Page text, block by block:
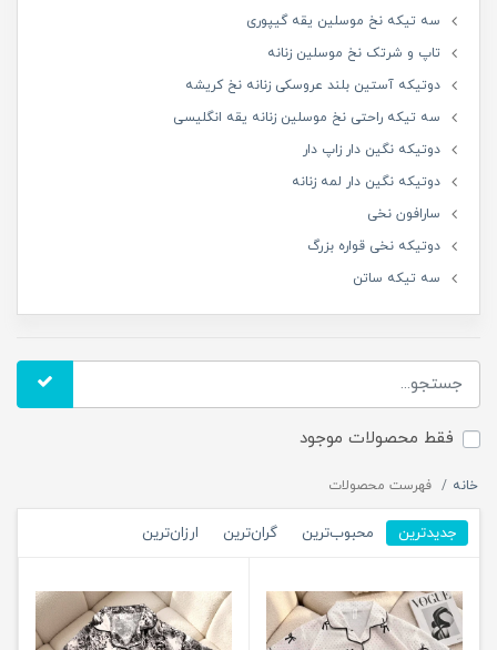
سه تیکه نخ موسلین یقه گیپوری
تاپ و شرتک نخ موسلین زنانه
دوتیکه آستین بلند عروسکی زنانه نخ کریشه
سه تیکه راحتی نخ موسلین زنانه یقه انگلیسی
دوتیکه نگین دار زاپ دار
دوتیکه نگین دار لمه زنانه
سارافون نخی
دوتیکه نخی قواره بزرگ
سه تیکه ساتن
فقط محصولات موجود
خانه فهرست محصولات
جدیدترین محبوب‌ترین گران‌ترین ارزان‌ترین